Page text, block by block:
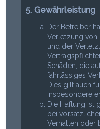
5. Gewährleistung
Der Betreiber
Verletzung von
und der
Schäden, die
fahrlässiges
Dies gilt auch
insbesondere
Die Haftung ist
bei
Verhalten oder